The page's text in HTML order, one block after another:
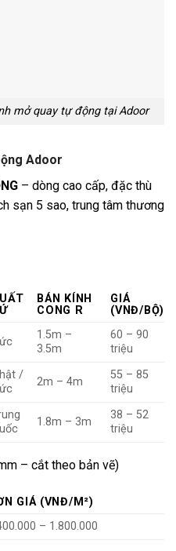
mở quay tự động tại Adoor
Adoor
– dòng cao cấp, đặc thù
sạn 5 sao, trung tâm thương
BÁN KÍNH
CONG R
GIÁ
(VNĐ/BỘ)
1.5m –
3.5m
60 – 90
triệu
/
2m – 4m
55 – 85
triệu
1.8m – 3m
38 – 52
triệu
– cắt theo bản vẽ)
GIÁ (VNĐ/M²)
– 1.800.000